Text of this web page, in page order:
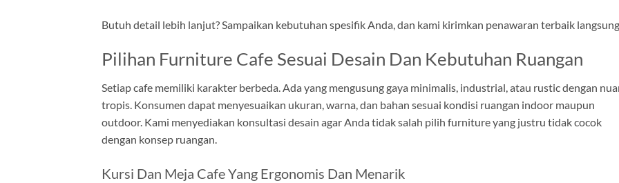
Butuh detail lebih lanjut? Sampaikan kebutuhan spesifik Anda, dan kami kirimkan penawaran terbaik
Pilihan Furniture Cafe Sesuai Desain Dan Kebutuhan Ruangan
Setiap cafe memiliki karakter berbeda. Ada yang mengusung gaya minimalis, industrial, atau rustic dengan
tropis. Konsumen dapat menyesuaikan ukuran, warna, dan bahan sesuai kondisi ruangan indoor maupun
outdoor. Kami menyediakan konsultasi desain agar Anda tidak salah pilih furniture yang justru tidak cocok
dengan konsep ruangan.
Kursi Dan Meja Cafe Yang Ergonomis Dan Menarik